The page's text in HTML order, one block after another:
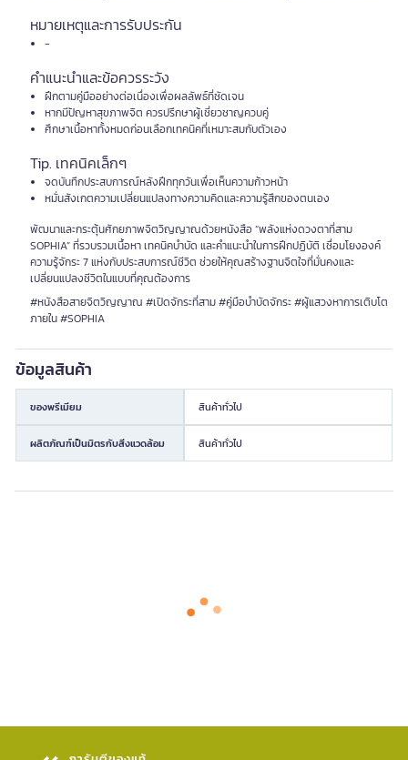
หมายเหตุและการรับประกัน
-
คำแนะนำและข้อควรระวัง
ฝึกตามคู่มืออย่างต่อเนื่องเพื่อผลลัพธ์ที่ชัดเจน
หากมีปัญหาสุขภาพจิต ควรปรึกษาผู้เชี่ยวชาญควบคู่
ศึกษาเนื้อหาทั้งหมดก่อนเลือกเทคนิคที่เหมาะสมกับตัวเอง
Tip. เทคนิคเล็กๆ
จดบันทึกประสบการณ์หลังฝึกทุกวันเพื่อเห็นความก้าวหน้า
หมั่นสังเกตความเปลี่ยนแปลงทางความคิดและความรู้สึกของตนเอง
พัฒนาและกระตุ้นศักยภาพจิตวิญญาณด้วยหนังสือ “พลังแห่งดวงตาที่สาม
SOPHIA” ที่รวบรวมเนื้อหา เทคนิคบำบัด และคำแนะนำในการฝึกปฏิบัติ เชื่อมโยงองค์
ความรู้จักระ 7 แห่งกับประสบการณ์ชีวิต ช่วยให้คุณสร้างฐานจิตใจที่มั่นคงและ
เปลี่ยนแปลงชีวิตในแบบที่คุณต้องการ
#หนังสือสายจิตวิญญาณ #เปิดจักระที่สาม #คู่มือบำบัดจักระ #ผู้แสวงหาการเติบโต
ภายใน #SOPHIA
ข้อมูลสินค้า
ของพรีเมียม สินค้าทั่วไป
ผลิตภัณฑ์เป็นมิตรกับสิ่งแวดล้อม สินค้าทั่วไป